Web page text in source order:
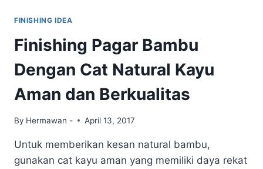
AMAN
DINDING
BAMBU
AGAR
TERLINDUNGI
OPTIMAL
FINISHING IDEA
Finishing Pagar Bambu
Dengan Cat Natural Kayu
Aman dan Berkualitas
By Hermawan - April 13, 2017
Untuk memberikan kesan natural bambu,
gunakan cat kayu aman yang memiliki daya rekat